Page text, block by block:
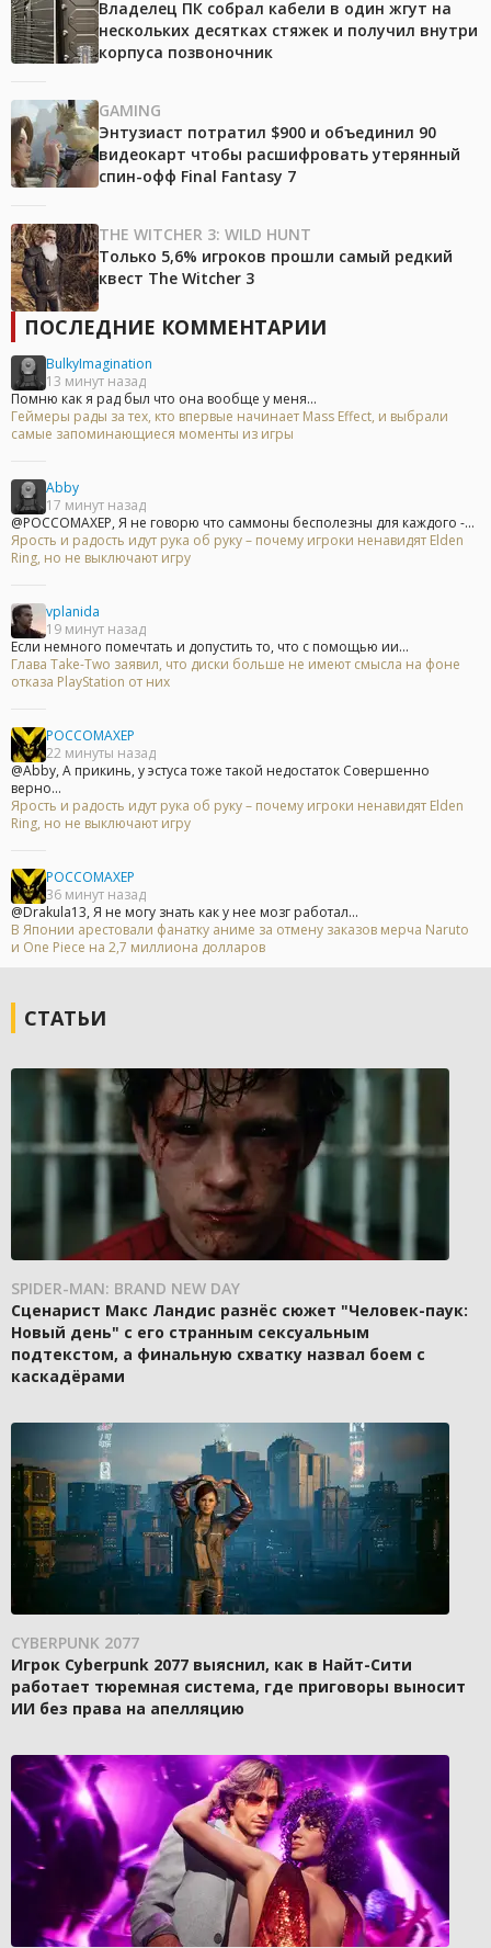
Владелец ПК собрал кабели в один жгут на
нескольких десятках стяжек и получил внутри
корпуса позвоночник
GAMING
Энтузиаст потратил $900 и объединил 90
видеокарт чтобы расшифровать утерянный
спин-офф Final Fantasy 7
THE WITCHER 3: WILD HUNT
Только 5,6% игроков прошли самый редкий
квест The Witcher 3
ПОСЛЕДНИЕ КОММЕНТАРИИ
BulkyImagination
13 минут назад
Помню как я рад был что она вообще у меня...
Геймеры рады за тех, кто впервые начинает Mass Effect, и выбрали
самые запоминающиеся моменты из игры
Abby
17 минут назад
@POCCOMAXEP, Я не говорю что саммоны бесполезны для каждого -...
Ярость и радость идут рука об руку – почему игроки ненавидят Elden
Ring, но не выключают игру
vplanida
19 минут назад
Если немного помечтать и допустить то, что с помощью ии...
Глава Take-Two заявил, что диски больше не имеют смысла на фоне
отказа PlayStation от них
POCCOMAXEP
22 минуты назад
@Abby, А прикинь, у эстуса тоже такой недостаток Совершенно
верно...
Ярость и радость идут рука об руку – почему игроки ненавидят Elden
Ring, но не выключают игру
POCCOMAXEP
36 минут назад
@Drakula13, Я не могу знать как у нее мозг работал...
В Японии арестовали фанатку аниме за отмену заказов мерча Naruto
и One Piece на 2,7 миллиона долларов
СТАТЬИ
SPIDER-MAN: BRAND NEW DAY
Сценарист Макс Ландис разнёс сюжет "Человек-паук:
Новый день" с его странным сексуальным
подтекстом, а финальную схватку назвал боем с
каскадёрами
CYBERPUNK 2077
Игрок Cyberpunk 2077 выяснил, как в Найт-Сити
работает тюремная система, где приговоры выносит
ИИ без права на апелляцию